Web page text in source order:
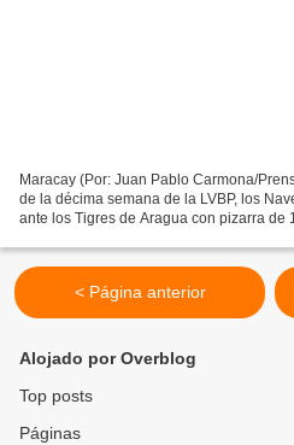
Maracay (Por: Juan Pablo Carmona/
de la décima semana de la LVBP, los
ante los Tigres de Aragua con pizarra de
< Página anterior
Alojado por Overblog
Top posts
Páginas